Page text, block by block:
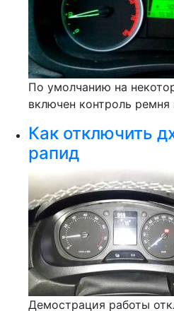
По умолчанию на
включен контроль ремня
Как отключить
рапид
Демострация работы